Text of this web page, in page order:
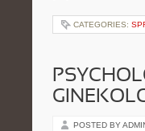
CATEGORIES:
POSTED BY